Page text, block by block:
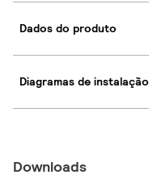
Dados do produto
Diagramas de instalação
Downloads